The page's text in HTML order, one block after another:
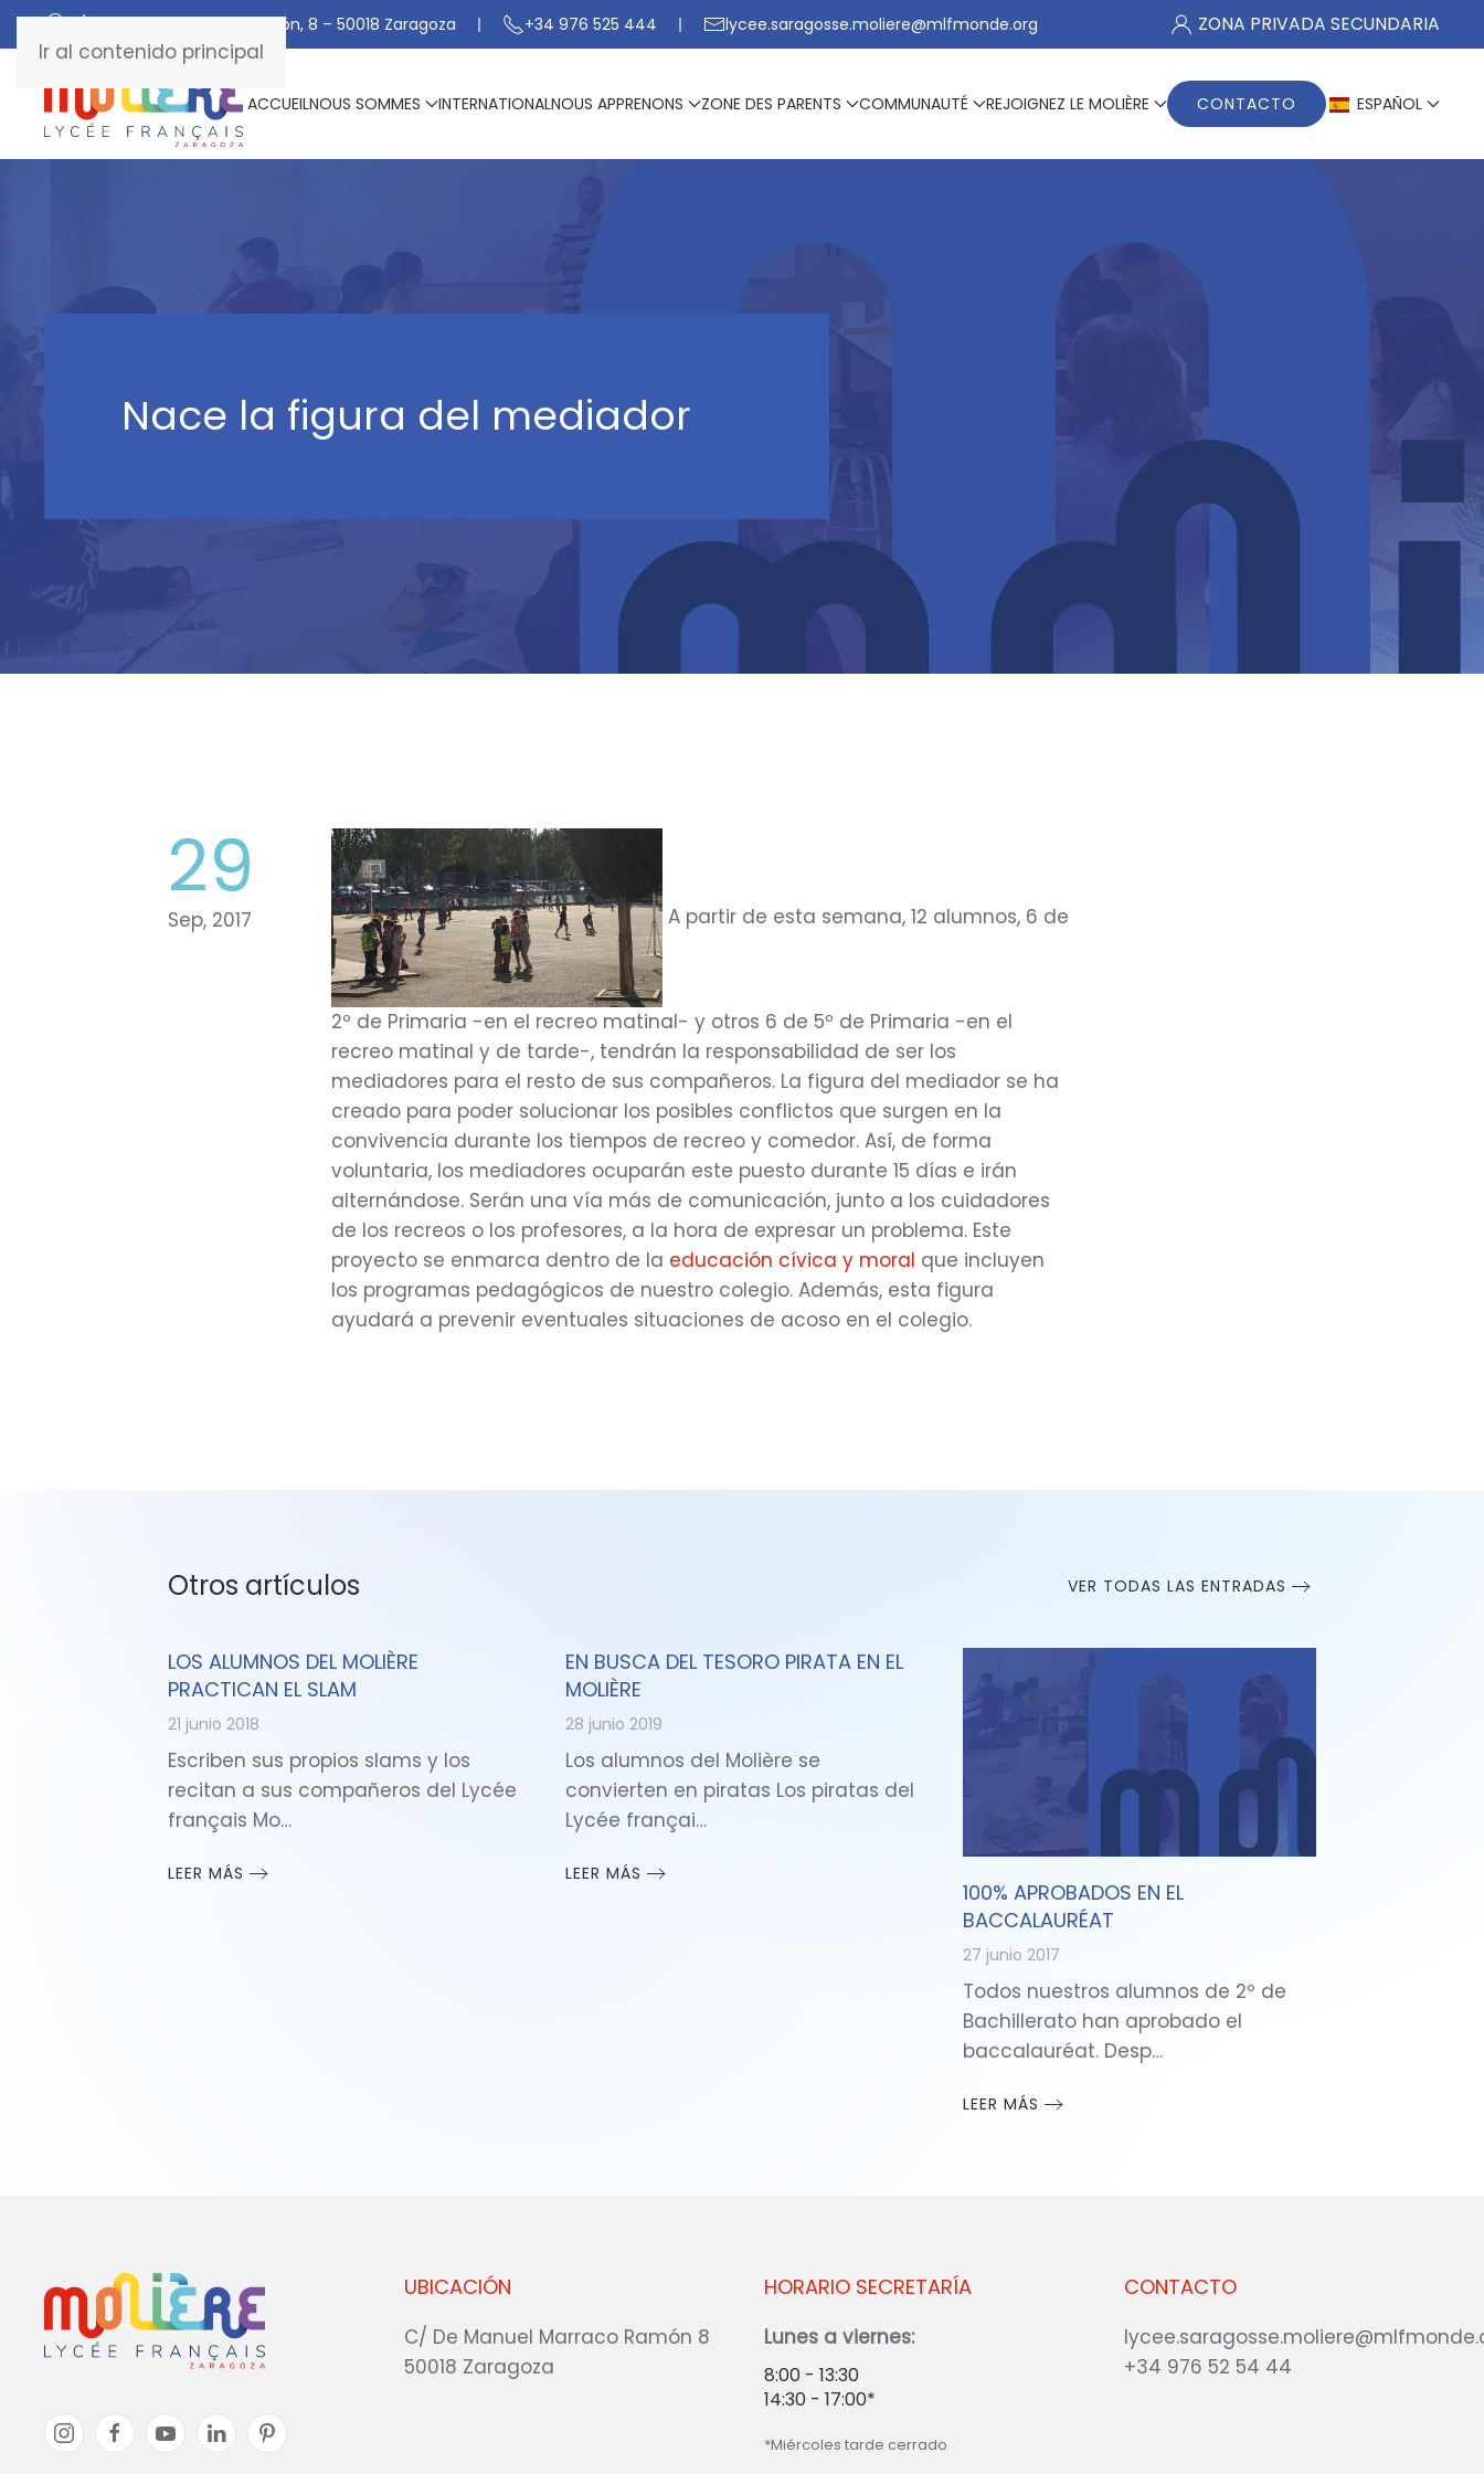
Ir al contenido principal
C/ De Manuel Marraco Ramón, 8 – 50018 Zaragoza +34 976 525 444 lycee.saragosse.moliere@mlfmonde.org ZONA PRIVADA SECUNDARIA
ACCUEILNOUS SOMMES INTERNATIONALNOUS APPRENONS ZONE DES PARENTS COMMUNAUTÉ REJOIGNEZ LE MOLIÈRE CONTACTO ESPAÑOL
Nace la figura del mediador
29
Sep, 2017 A partir de esta semana, 12 alumnos, 6 de
2º de Primaria -en el recreo matinal- y otros 6 de 5º de Primaria -en el
recreo matinal y de tarde-, tendrán la responsabilidad de ser los
mediadores para el resto de sus compañeros. La figura del mediador se ha
creado para poder solucionar los posibles conflictos que surgen en la
convivencia durante los tiempos de recreo y comedor. Así, de forma
voluntaria, los mediadores ocuparán este puesto durante 15 días e irán
alternándose. Serán una vía más de comunicación, junto a los cuidadores
de los recreos o los profesores, a la hora de expresar un problema. Este
proyecto se enmarca dentro de la educación cívica y moral que incluyen
los programas pedagógicos de nuestro colegio. Además, esta figura
ayudará a prevenir eventuales situaciones de acoso en el colegio.
Otros artículos VER TODAS LAS ENTRADAS
LOS ALUMNOS DEL MOLIÈRE
PRACTICAN EL SLAM
21 junio 2018
Escriben sus propios slams y los
recitan a sus compañeros del Lycée
français Mo…
LEER MÁS
EN BUSCA DEL TESORO PIRATA EN EL
MOLIÈRE
28 junio 2019
Los alumnos del Molière se
convierten en piratas Los piratas del
Lycée françai…
LEER MÁS
100% APROBADOS EN EL
BACCALAURÉAT
27 junio 2017
Todos nuestros alumnos de 2º de
Bachillerato han aprobado el
baccalauréat. Desp…
LEER MÁS
UBICACIÓN
C/ De Manuel Marraco Ramón 8
50018 Zaragoza
CONTACTO
+34 976 52 54 44
HORARIO SECRETARÍA
Lunes a viernes:
8:00 - 13:30
14:30 - 17:00*
*Miércoles tarde cerrado